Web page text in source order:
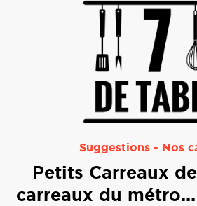
Suggestions- Nos
Petits Carreaux
carreaux du